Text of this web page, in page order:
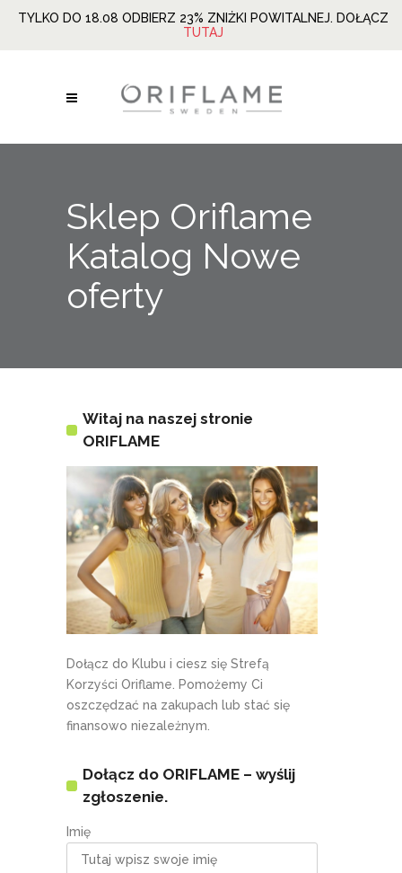
TYLKO DO 18.08 ODBIERZ 23% ZNIŻKI POWITALNEJ. DOŁĄCZ
TUTAJ
Sklep Oriflame
Katalog Nowe
oferty
Witaj na naszej stronie
ORIFLAME
Dołącz do Klubu i ciesz się Strefą
Korzyści Oriflame. Pomożemy Ci
oszczędzać na zakupach lub stać się
finansowo niezależnym.
Dołącz do ORIFLAME – wyślij
zgłoszenie.
Imię